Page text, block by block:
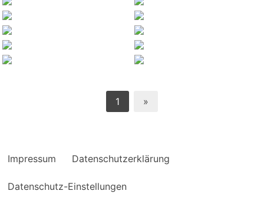
1 »
Impressum Datenschutzerklärung
Datenschutz-Einstellungen